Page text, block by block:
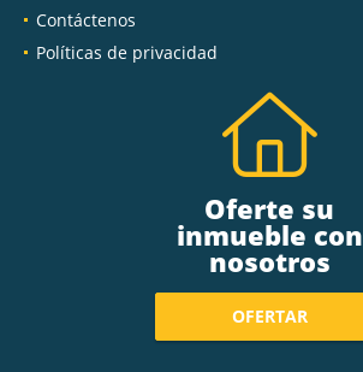
Contáctenos
Políticas de privacidad
Oferte su
inmueble con
nosotros
OFERTAR